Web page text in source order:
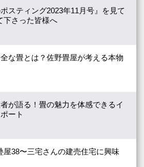
ポスティング2023年11月号』を見て
下さった皆様へ
な畳とは？佐野畳屋が考える本物
が語る！畳の魅力を体感できるイ
ート
屋38〜三宅さんの建売住宅に興味